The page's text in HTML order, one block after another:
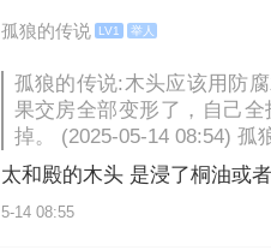
孤狼的传说 LV1 举人
孤狼的传说:木头应该用防
果交房全部变形了，自己
掉。 (2025-05-14 08:54) 孤
太和殿的木头 是浸了桐油或
5-14 08:55